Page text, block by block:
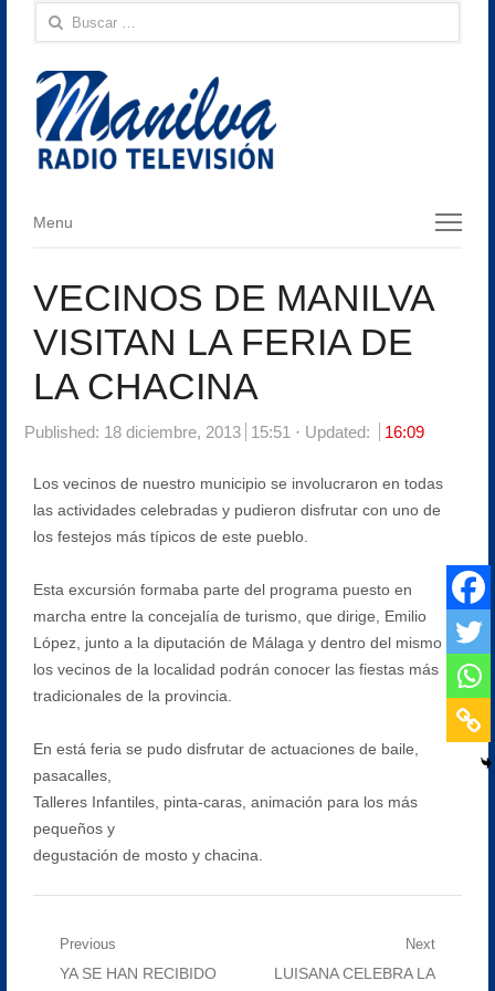
Buscar:
Menu
Menu
VECINOS DE MANILVA
VISITAN LA FERIA DE
LA CHACINA
Published: 18 diciembre, 2013 15:51 Updated: 16:09
Los vecinos de nuestro municipio se involucraron en todas
las actividades celebradas y pudieron disfrutar con uno de
los festejos más típicos de este pueblo.
Esta excursión formaba parte del programa puesto en
marcha entre la concejalía de turismo, que dirige, Emilio
López, junto a la diputación de Málaga y dentro del mismo
los vecinos de la localidad podrán conocer las fiestas más
tradicionales de la provincia.
En está feria se pudo disfrutar de actuaciones de baile,
pasacalles,
Talleres Infantiles, pinta-caras, animación para los más
pequeños y
degustación de mosto y chacina.
Navegación
Previous
Previous
YA SE HAN RECIBIDO
Next
Next
LUISANA CELEBRA LA